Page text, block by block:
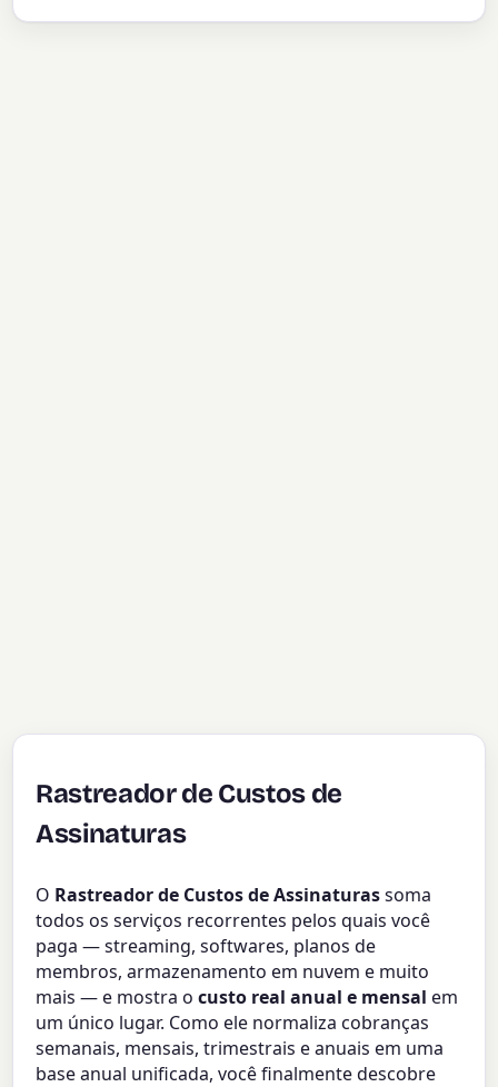
Rastreador de Custos de
Assinaturas
O Rastreador de Custos de Assinaturassoma
todos os serviços recorrentes pelos quais você
paga — streaming, softwares, planos de
membros, armazenamento em nuvem e muito
mais — e mostra ocusto real anual e mensal em
um único lugar. Como ele normaliza cobranças
semanais, mensais, trimestrais e anuais em uma
base anual unificada, você finalmente descobre